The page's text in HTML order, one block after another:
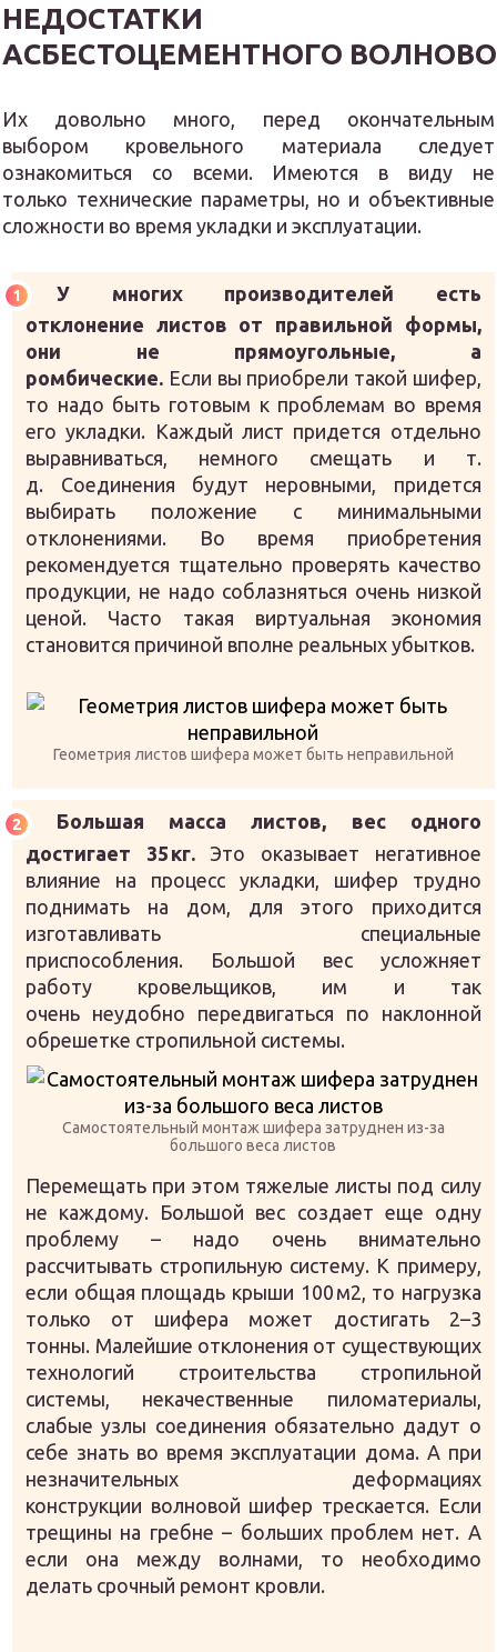
НЕДОСТАТКИ
АСБЕСТОЦЕМЕНТНОГО
Их довольно много, перед окончательным
выбором кровельного материала следует
ознакомиться со всеми. Имеются в виду не
только технические параметры, но и объективные
сложности во время укладки и эксплуатации.
У многих производителей есть
отклонение листов от правильной формы,
они не прямоугольные, а
ромбические. Если вы приобрели такой шифер,
то надо быть готовым к проблемам во время
его укладки. Каждый лист придется отдельно
выравниваться, немного смещать и т.
д. Соединения будут неровными, придется
выбирать положение с минимальными
отклонениями. Во время приобретения
рекомендуется тщательно проверять качество
продукции, не надо соблазняться очень низкой
ценой. Часто такая виртуальная экономия
становится причиной вполне реальных убытков.
Геометрия листов шифера может быть неправильной
Большая масса листов, вес одного
достигает 35 кг. Это оказывает негативное
влияние на процесс укладки, шифер трудно
поднимать на дом, для этого приходится
изготавливать специальные
приспособления. Большой вес усложняет
работу кровельщиков, им и так
очень неудобно передвигаться по наклонной
обрешетке стропильной системы.
Самостоятельный монтаж шифера затруднен из-за
большого веса листов
Перемещать при этом тяжелые листы под силу
не каждому. Большой вес создает еще одну
проблему – надо очень внимательно
рассчитывать стропильную систему. К примеру,
если общая площадь крыши 100 м2, то нагрузка
только от шифера может достигать 2–3
тонны. Малейшие отклонения от существующих
технологий строительства стропильной
системы, некачественные пиломатериалы,
слабые узлы соединения обязательно дадут о
себе знать во время эксплуатации дома. А при
незначительных деформациях
конструкции волновой шифер трескается. Если
трещины на гребне – больших проблем нет. А
если она между волнами, то необходимо
делать срочный ремонт кровли.